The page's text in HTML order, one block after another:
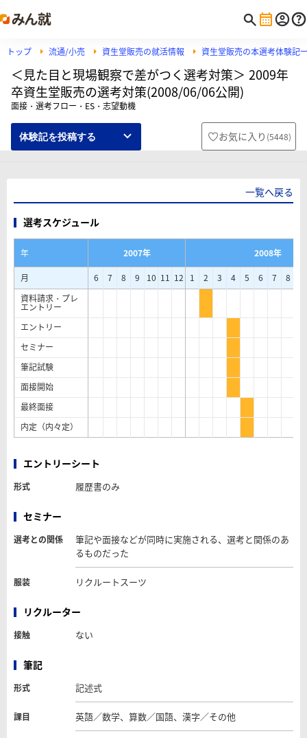
トップ 流通/小売 資生堂販売の就活情報 資生堂販売の本選考体験記
＜見た目と現場観察で差がつく選考対策＞ 2009年
卒資生堂販売の選考対策(2008/06/06公開)
面接・選考フロー・ES・志望動機
体験記を投稿する お気に入り (5448)
一覧へ戻る
選考スケジュール
年 2007年
2008年
月
6 7 8 9 10 11 12 1 2 3 4 5 6 7 8
資料請求・プレ
エントリー
エントリー
セミナー
筆記試験
面接開始
最終面接
内定（内々定）
エントリーシート
形式 履歴書のみ
セミナー
選考との関係
筆記や面接などが同時に実施される、選考と関係のあ
るものだった
服装 リクルートスーツ
リクルーター
接触 ない
筆記
形式 記述式
課目 英語／数学、算数／国語、漢字／その他